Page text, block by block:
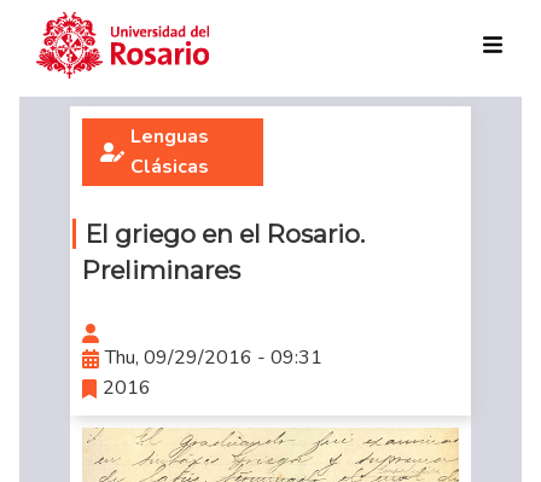
Skip to main content
Lenguas
Clásicas
El griego en el Rosario.
Preliminares
Thu, 09/29/2016 - 09:31
2016